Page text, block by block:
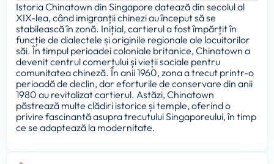
Istoria Chinatown din Singapore datează din secolul al
XIX-lea, când imigranții chinezi au început să se
stabilească în zonă. Inițial, cartierul a fost împărțit în
funcție de dialectele și originile regionale ale locuitorilor
săi. În timpul perioadei coloniale britanice, Chinatown a
devenit centrul comerțului și vieții sociale pentru
comunitatea chineză. În anii 1960, zona a trecut printr-o
perioadă de declin, dar eforturile de conservare din anii
1980 au revitalizat cartierul. Astăzi, Chinatown
păstrează multe clădiri istorice și temple, oferind o
privire fascinantă asupra trecutului Singaporeului, în timp
ce se adaptează la modernitate.